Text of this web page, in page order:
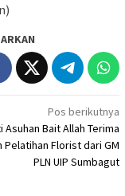
Pos berikutnya
Asuhan Bait Allah Terima
Pelatihan Florist dari GM
PLN UIP Sumbagut